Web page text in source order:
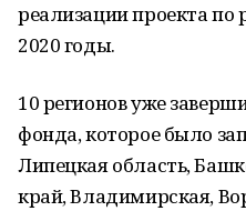
реализации проекта по
2020 годы.
10 регионов уже
фонда, которое было
Липецкая область,
край, Владимирская,